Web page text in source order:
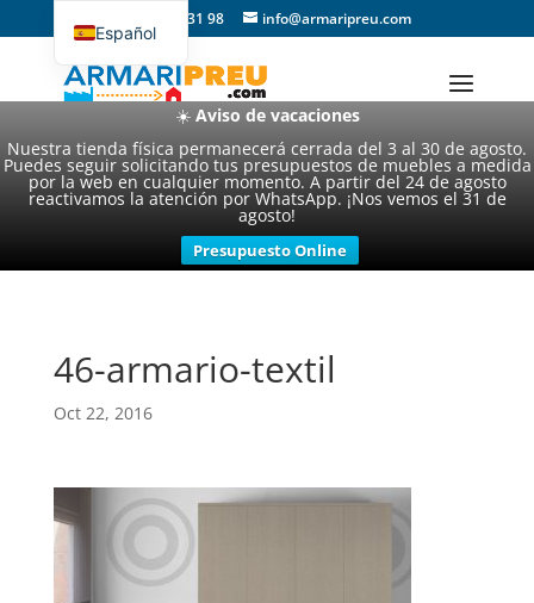
☀️ Aviso de vacaciones
Nuestra tienda física permanecerá cerrada del 3 al 30 de agosto.
Puedes seguir solicitando tus presupuestos de muebles a medida
por la web en cualquier momento. A partir del 24 de agosto
reactivamos la atención por WhatsApp. ¡Nos vemos el 31 de
agosto!
Presupuesto Online
93 357 31 98 info@armaripreu.com
46-armario-textil
Oct 22, 2016
Español
Català